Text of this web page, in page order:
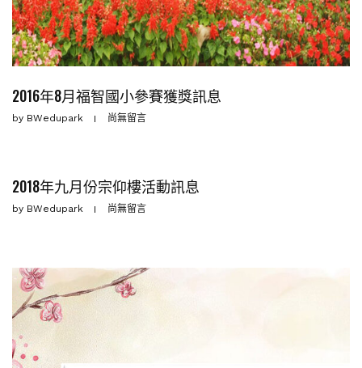
2016年8月福智國小參賽獲獎訊息
by BWedupark 尚無留言
2018年九月份宗仰樓活動訊息
by BWedupark 尚無留言